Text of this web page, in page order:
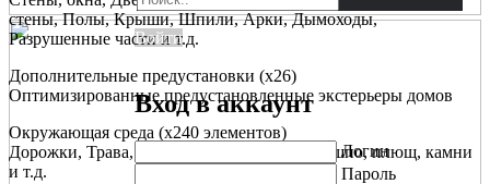
Войти
Вход в аккаунт
Логин
Пароль
стены, Полы, Крыши, Шпили, Арки, Дымоходы,
Разрушенные части и т.д.
Дополнительные предустановки (x26)
Оптимизированные предустановленные экстерьеры домов
Окружающая среда (x240 элементов)
Дорожки, Трава, кусты, деревья, Цветы, кашпо, плющ, камни
и т.д.